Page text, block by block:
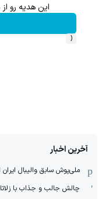
این هدیه رو
‹
آخرین اخبار
ملی‌پوش سابق والیبال
چالش جالب و جذاب با